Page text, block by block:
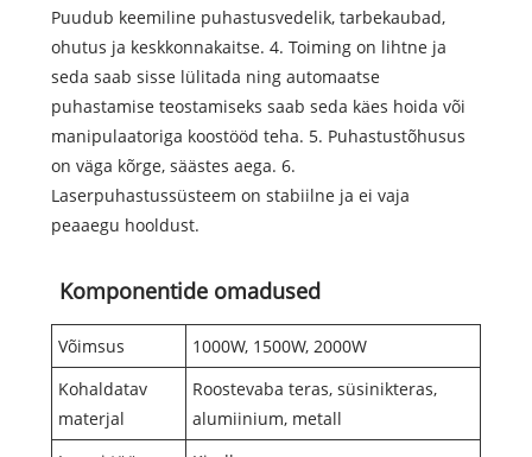
Puudub keemiline puhastusvedelik, tarbekaubad,
ohutus ja keskkonnakaitse. 4. Toiming on lihtne ja
seda saab sisse lülitada ning automaatse
puhastamise teostamiseks saab seda käes hoida või
manipulaatoriga koostööd teha. 5. Puhastustõhusus
on väga kõrge, säästes aega. 6.
Laserpuhastussüsteem on stabiilne ja ei vaja
peaaegu hooldust.
Komponentide omadused
Võimsus
1000W, 1500W, 2000W
Kohaldatav
materjal
Roostevaba teras, süsinikteras,
alumiinium, metall